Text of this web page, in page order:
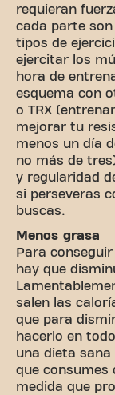
requieran
cada parte
tipos de
ejercitar los
hora de
esquema con
o TRX
mejorar tu
menos un día
no más de
y regularidad
si perseveras
buscas.
Menos grasa
Para
hay que
salen las
que para
hacerlo en
una dieta
que consumes
medida que